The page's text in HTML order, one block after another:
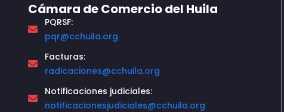
Cámara de Comercio del Huila
PQRSF:
pqr@cchuila.org
Facturas:
radicaciones@cchuila.org
Notificaciones judiciales:
notificacionesjudiciales@cchuila.org